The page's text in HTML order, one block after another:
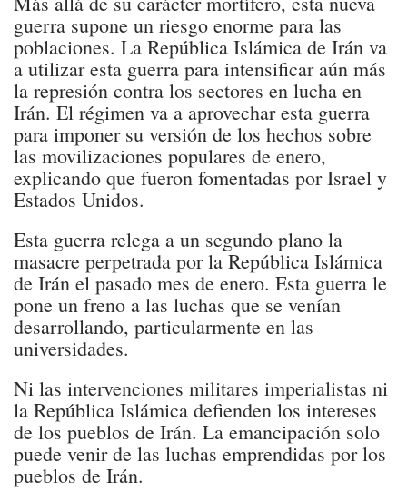
guerra supone un riesgo enorme para las
poblaciones. La República Islámica de Irán va
a utilizar esta guerra para intensificar aún más
la represión contra los sectores en lucha en
Irán. El régimen va a aprovechar esta guerra
para imponer su versión de los hechos sobre
las movilizaciones populares de enero,
explicando que fueron fomentadas por Israel y
Estados Unidos.
Esta guerra relega a un segundo plano la
masacre perpetrada por la República Islámica
de Irán el pasado mes de enero. Esta guerra le
pone un freno a las luchas que se venían
desarrollando, particularmente en las
universidades.
Ni las intervenciones militares imperialistas ni
la República Islámica defienden los intereses
de los pueblos de Irán. La emancipación solo
puede venir de las luchas emprendidas por los
pueblos de Irán.